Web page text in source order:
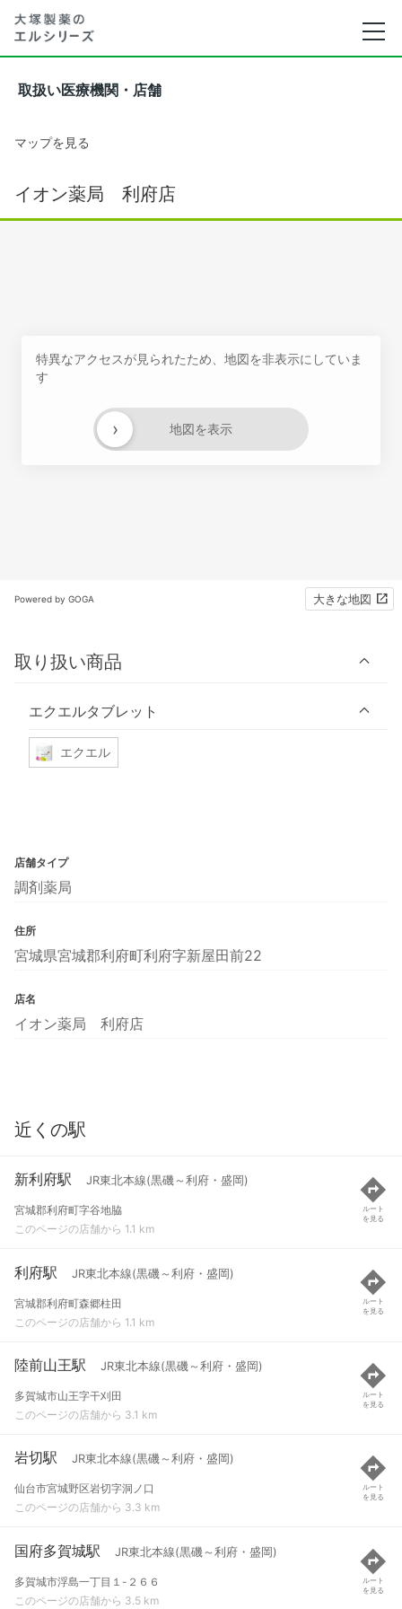
取扱い医療機関・店舗
マップを見る
イオン薬局 利府店
特異なアクセスが見られたため、地図を非表示にしていま
す
地図を表示
›
Powered by GOGA 大きな地図
取り扱い商品
エクエルタブレット
エクエル
店舗タイプ
調剤薬局
住所
宮城県宮城郡利府町利府字新屋田前22
店名
イオン薬局 利府店
近くの駅
新利府駅 JR東北本線(黒磯～利府・盛岡)
宮城郡利府町字谷地脇
このページの店舗から 1.1 km
ルート
を見る
利府駅 JR東北本線(黒磯～利府・盛岡)
宮城郡利府町森郷柱田
このページの店舗から 1.1 km
ルート
を見る
陸前山王駅 JR東北本線(黒磯～利府・盛岡)
多賀城市山王字干刈田
このページの店舗から 3.1 km
ルート
を見る
岩切駅 JR東北本線(黒磯～利府・盛岡)
仙台市宮城野区岩切字洞ノ口
このページの店舗から 3.3 km
ルート
を見る
国府多賀城駅 JR東北本線(黒磯～利府・盛岡)
多賀城市浮島一丁目１-２６６
このページの店舗から 3.5 km
ルート
を見る